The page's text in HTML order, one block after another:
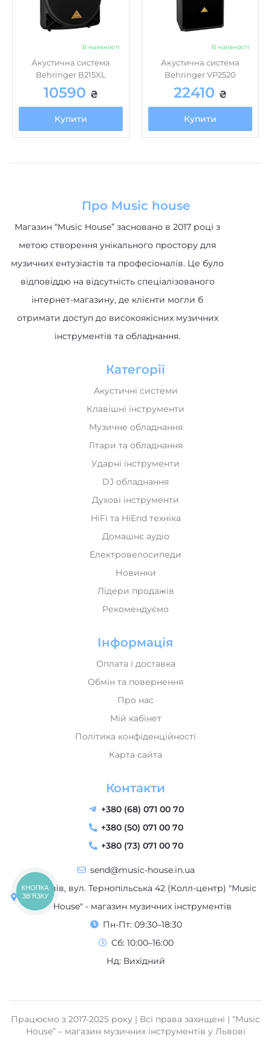
В наявності
Акустична система
Behringer B215XL
10590 ₴
Купити
В наявності
Акустична система
Behringer VP2520
22410 ₴
Купити
Про Music house
Магазин “Music House” засновано в 2017 році з
метою створення унікального простору для
музичних ентузіастів та професіоналів. Це було
відповіддю на відсутність спеціалізованого
інтернет-магазину, де клієнти могли б
отримати доступ до високоякісних музичних
інструментів та обладнання.
Категорії
Акустичні системи
Клавішні інструменти
Музичне обладнання
Гітари та обладнання
Ударні інструменти
DJ обладнання
Духові інструменти
HiFi та HiEnd техніка
Домашнє аудіо
Електровелосипеди
Новинки
Лідери продажів
Рекомендуємо
Інформація
Оплата і доставка
Обмін та повернення
Про нас
Мій кабінет
Політика конфіденційності
Карта сайта
Контакти
+380 (68) 071 00 70
+380 (50) 071 00 70
+380 (73) 071 00 70
send@music-house.in.ua
м. Львів, вул. Тернопільська 42 (Колл-центр) "Music
House" - магазин музичних інструментів
Пн-Пт: 09:30–18:30
Сб: 10:00–16:00
Нд: Вихідний
Працюємо з 2017-2025 року | Всі права захищені | “Music
House” – магазин музичних інструментів у Львові
КНОПКА
ЗВ'ЯЗКУ